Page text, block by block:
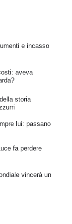
e incasso
aveva
storia
lui: passano
fa perdere
vincerà un